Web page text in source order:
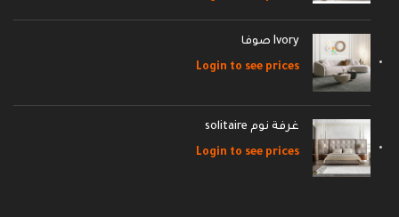
Ivory صوفا
Login to see prices
غرفة نوم solitaire
Login to see prices